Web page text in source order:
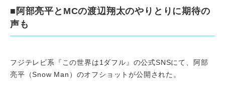
■阿部亮平とMCの渡辺翔太のやりとりに期待の
声も
フジテレビ系『この世界は1ダフル』の公式SNSにて、阿部
亮平（Snow Man）のオフショットが公開された。